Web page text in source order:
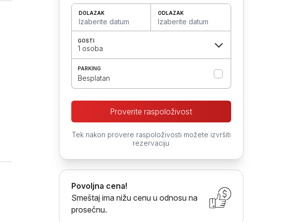
DOLAZAK
Izaberite datum
ODLAZAK
Izaberite datum
GOSTI
1 osoba
PARKING
Besplatan
Proverite raspoloživost
Tek nakon provere raspoloživosti možete izvršiti
rezervaciju
Povoljna cena!
Smeštaj ima nižu cenu u odnosu na
prosečnu.